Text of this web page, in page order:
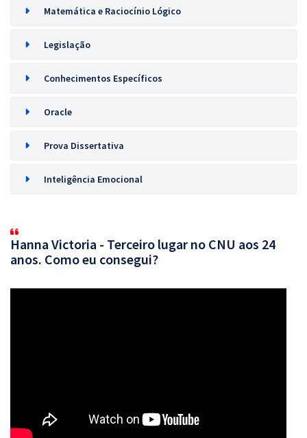
Matemática e Raciocínio Lógico
Legislação
Conhecimentos Específicos
Oracle
Prova Dissertativa
Inteligência Emocional
Hanna Victoria - Terceiro lugar no CNU aos 24
anos. Como eu consegui?